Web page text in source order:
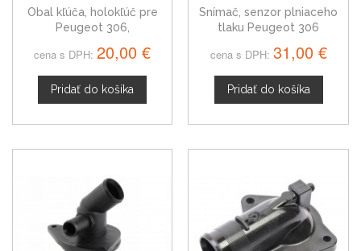
Obal kľúča, holokľúč pre
Peugeot 306,
cena s DPH: 20,00 €
Pridať do košíka
Snímač, senzor plniaceho
tlaku Peugeot 306
cena s DPH: 31,00 €
Pridať do košíka